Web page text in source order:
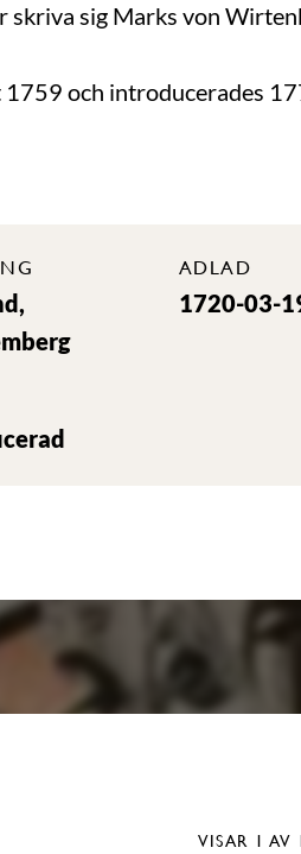
sig Marks von
och introducerades
ADLAD
1720-03-
VISAR 1 AV